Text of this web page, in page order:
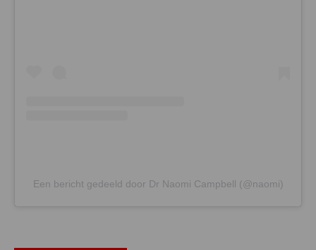
Een bericht gedeeld door Dr Naomi Campbell (@naomi)